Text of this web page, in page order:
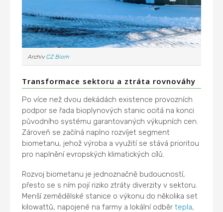
ArchivCZ Biom
Transformace sektoru a ztráta rovnováhy
Po více než dvou dekádách existence provozních
podpor se řada bioplynových stanic ocitá na konci
původního systému garantovaných výkupních cen.
Zároveň se začíná naplno rozvíjet segment
biometanu, jehož výroba a využití se stává prioritou
pro naplnění evropských klimatických cílů.
Rozvoj biometanu je jednoznačně budoucností,
přesto se s ním pojí riziko ztráty diverzity v sektoru.
Menší zemědělské stanice o výkonu do několika set
kilowattů, napojené na farmy a lokální odběrtepla,